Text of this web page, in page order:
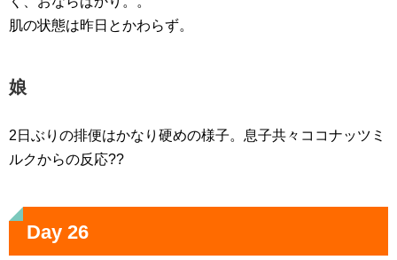
肌の状態は昨日とかわらず。
娘
2日ぶりの排便はかなり硬めの様子。息子共々ココナッツミ
ルクからの反応??
Day 26